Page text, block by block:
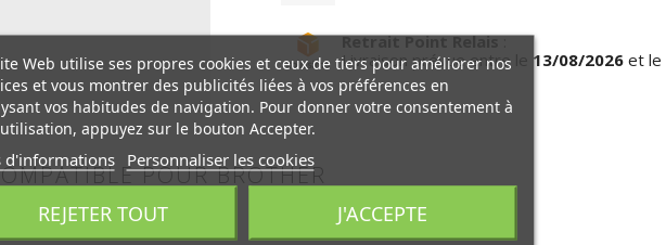
Retrait Point Relais:
Livraison prévue entre le 13/08/2026 et le
POUR BROTHER
Web utilise ses propres cookies et ceux de tiers pour améliorer nos
et vous montrer des publicités liées à vos préférences en
vos habitudes de navigation. Pour donner votre consentement à
appuyez sur le bouton Accepter.
d'informations Personnaliser les cookies
REJETER TOUT J'ACCEPTE